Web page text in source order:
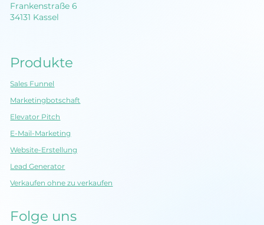
Frankenstraße 6
34131 Kassel
Produkte
Sales Funnel
Marketingbotschaft
Elevator Pitch
E-Mail-Marketing
Website-Erstellung
Lead Generator
Verkaufen ohne zu verkaufen
Folge uns